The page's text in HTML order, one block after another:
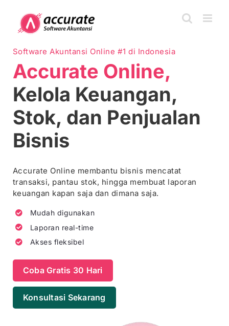
content
Software Akuntansi Online #1 di Indonesia
Accurate Online,
Kelola Keuangan,
Stok, dan Penjualan
Bisnis
Accurate Online membantu bisnis mencatat
transaksi, pantau stok, hingga membuat laporan
keuangan kapan saja dan dimana saja.
Mudah digunakan
Laporan real-time
Akses fleksibel
Coba Gratis 30 Hari
Konsultasi Sekarang